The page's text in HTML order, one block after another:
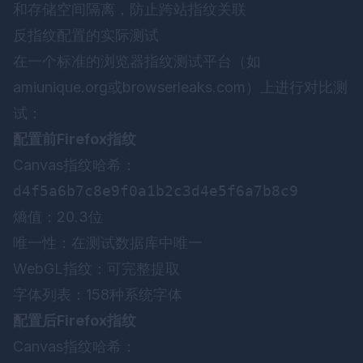
和存储空间隔离，防止跨站指纹关联
反指纹配置的实际测试
在一个标准的浏览器指纹测试平台（如
amiunique.org或browserleaks.com）上进行对比测
试：
配置前Firefox指纹
Canvas指纹哈希：
d4f5a6b7c8e9f0a1b2c3d4e5f6a7b8c9
熵值：20.3位
唯一性：在测试数据库中唯一
WebGL指纹：可完整提取
字体列表：158种系统字体
配置后Firefox指纹
Canvas指纹哈希：